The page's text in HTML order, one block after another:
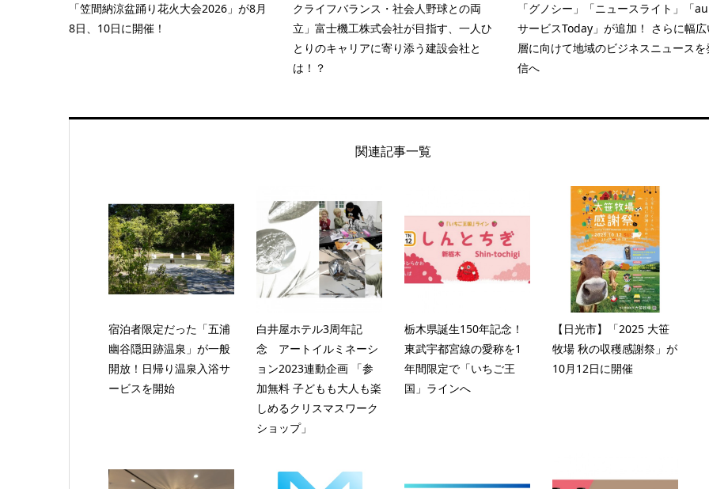
「笠間納涼盆踊り花火大会2026」が8月
8日、10日に開催！
クライフバランス・社会人野球との両
立」富士機工株式会社が目指す、一人ひ
とりのキャリアに寄り添う建設会社と
は！？
「グノシー」「ニュースライト」「au
サービスToday」が追加！ さらに幅広
層に向けて地域のビジネスニュースを
信へ
関連記事一覧
宿泊者限定だった「五浦
幽谷隠田跡温泉」が一般
開放！日帰り温泉入浴サ
ービスを開始
白井屋ホテル3周年記
念 アートイルミネーシ
ョン2023連動企画 「参
加無料 子どもも大人も楽
しめるクリスマスワーク
ショップ」
栃木県誕生150年記念！
東武宇都宮線の愛称を1
年間限定で「いちご王
国」ラインへ
【日光市】「2025 大笹
牧場 秋の収穫感謝祭」が
10月12日に開催